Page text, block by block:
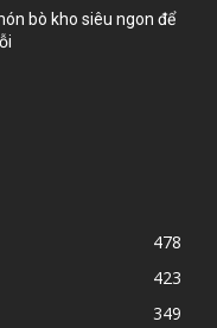
bò kho siêu ngon để
478
423
349